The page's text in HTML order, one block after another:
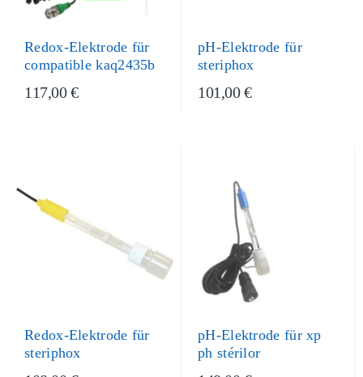
Redox-Elektrode für
compatible kaq2435b
117,00 €
pH-Elektrode für
steriphox
101,00 €
Redox-Elektrode für
steriphox
pH-Elektrode für xp
ph stérilor